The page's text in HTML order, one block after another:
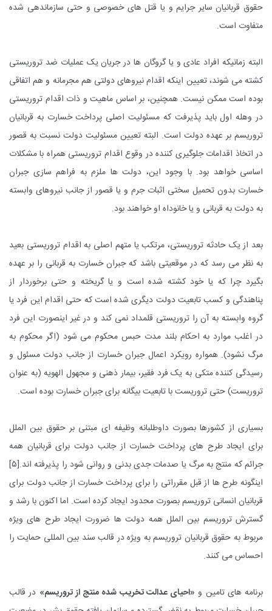
حقوق قربانیان سایر جرایم و یا قتل های خصوصی و حتی سازماندهی شده
متفاوت است.
البته زمانیکه افراد عادی و یا گروگان ها در جریان یک عملیات ضد تروریستی
کشته می شوند، تعیین اینکه اقدام نیروهای دولتی هم مجرمانه و هم اتفاقی
بوده است ممکن نیست. همچنین، بر اساس ماهیت و ذات اقدام تروریستی
در وهله اول باید پذیرفت که مسئولیت اصلی پرداخت خسارت به قربانیان
تروریسم بر عهده دولت است. البته تعیین مسئولیت دولت نسبت به قصور
در اتخاذ اقدامات جلوگیری کننده در وقوع اقدام تروریستی همراه با مشکلات
اساسی خواهد بود. با وجود این، دولت ها ملزم به فراهم سازی جبران
خسارت بدون تحمیل سختی اثبات جرم و یا قصور از جانب نیروهای وابسته
به دولت به قربانی و یا خانوداه او خواهند بود.
بعد از یک حادثه تروریستی، مرتکب یا متهم اصلی به اقدام تروریستی بعید
به نظر می رسد که در موقعیتی باشد که جبران خسارت به قربانی را بر عهده
بگیرد چرا که یا خود کشته شده است و یا گریخته و حتی برخوردار از
پناهندگی و کسب تابعیت دولت دیگری شده است که حتی اقدام این فرد یا
گروه وابسته به آن را تروریستی قلمداد نمی کند و در غیر اینصورت این فرد
در اغلب موارد به احکام بلند مدت حبس محکوم می شود (اگر محکوم به
مرگ نشود). همواره رویکرد اعمال جبران خسارت از جانب دولت مسئول و
رسیدگی کننده متکی به یک فرد فقیر، بیمار ذهنی و مجهول الهویه (به عنوان
تروریست) حتی تروریست با تابعیت بیگانه برای جبران خسارت بوده است.
بسیاری از کشورها بصورت داوطلبانه وظیفه ای مبتنی بر حقوق بین الملل
برای ایجاد طرح های پرداخت خسارت از جانب دولت برای قربانیان همه
جرائم که منتج به مرگ یا صدمات جدی بدنی و روانی شود را پذیرفته اند.[۵]
اینگونه طرح ها از قبل مقرراتی را برای پرداخت خسارت از جانب دولت برای
قربانیان انسانی تروریسم بصورت محدود ایجاد کرده است. اما اکنون با رشد و
گسترش تروریسم بین الملل همه دولت ها ضرورت ایجاد طرح های ویژه
مربوط به حقوق قربانیان تروریسم به ویژه در قالب سند بین المللی حمایت را
احساس می کنند.
برنامه های تامین و «احیای عدالت تخریب شده منتج از تروریسم» در قالب